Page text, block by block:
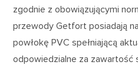
zgodnie z obowiązującymi
przewody Getfort posiadają
powłokę PVC spełniającą
odpowiedzialne za zawartość